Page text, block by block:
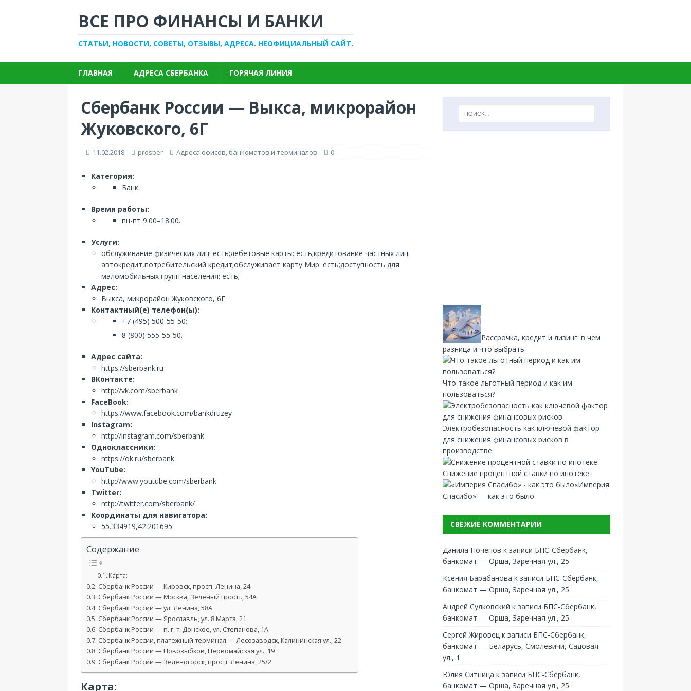
ВСЕ ПРО ФИНАНСЫ И БАНКИ
СТАТЬИ, НОВОСТИ, СОВЕТЫ, ОТЗЫВЫ, АДРЕСА. НЕОФИЦИАЛЬНЫЙ САЙТ.
ГЛАВНАЯ АДРЕСА СБЕРБАНКА ГОРЯЧАЯ ЛИНИЯ
Сбербанк России — Выкса, микрорайон
Жуковского, 6Г
11.02.2018 prosber Адреса офисов, банкоматов и терминалов 0
Категория:
Банк.
Время работы:
пн-пт 9:00–18:00.
Услуги:
обслуживание физических лиц: есть;дебетовые карты: есть;кредитование частных лиц:
автокредит,потребительский кредит;обслуживает карту Мир: есть;доступность для
маломобильных групп населения: есть;
Адрес:
Выкса, микрорайон Жуковского, 6Г
Контактный(е) телефон(ы):
+7 (495) 500-55-50;
8 (800) 555-55-50.
Адрес сайта:
https://sberbank.ru
ВКонтакте:
http://vk.com/sberbank
FaceBook:
https://www.facebook.com/bankdruzey
Instagram:
http://instagram.com/sberbank
Одноклассники:
https://ok.ru/sberbank
YouTube:
http://www.youtube.com/sberbank
Twitter:
http://twitter.com/sberbank/
Координаты для навигатора:
55.334919,42.201695
Содержание
Карта:
Сбербанк России — Кировск, просп. Ленина, 24
Сбербанк России — Москва, Зелёный просп., 54А
Сбербанк России — ул. Ленина, 58А
Сбербанк России — Ярославль, ул. 8 Марта, 21
Сбербанк России — п. г. т. Донское, ул. Степанова, 1А
Сбербанк России, платежный терминал — Лесозаводск, Калининская ул., 22
Сбербанк России — Новозыбков, Первомайская ул., 19
Сбербанк России — Зеленогорск, просп. Ленина, 25/2
Карта:
Рассрочка, кредит и лизинг: в чем
разница и что выбрать
Что такое льготный период и как им
пользоваться?
Электробезопасность как ключевой фактор
для снижения финансовых рисков в
производстве
Снижение процентной ставки по ипотеке
«Империя
Спасибо» — как это было
СВЕЖИЕ КОММЕНТАРИИ
Данила Почепов к записи БПС-Сбербанк,
банкомат — Орша, Заречная ул., 25
Ксения Барабанова к записи БПС-Сбербанк,
банкомат — Орша, Заречная ул., 25
Андрей Сулковский к записи БПС-Сбербанк,
банкомат — Орша, Заречная ул., 25
Сергей Жировец к записи БПС-Сбербанк,
банкомат — Беларусь, Смолевичи, Садовая
ул., 1
Юлия Ситница к записи БПС-Сбербанк,
банкомат — Орша, Заречная ул., 25